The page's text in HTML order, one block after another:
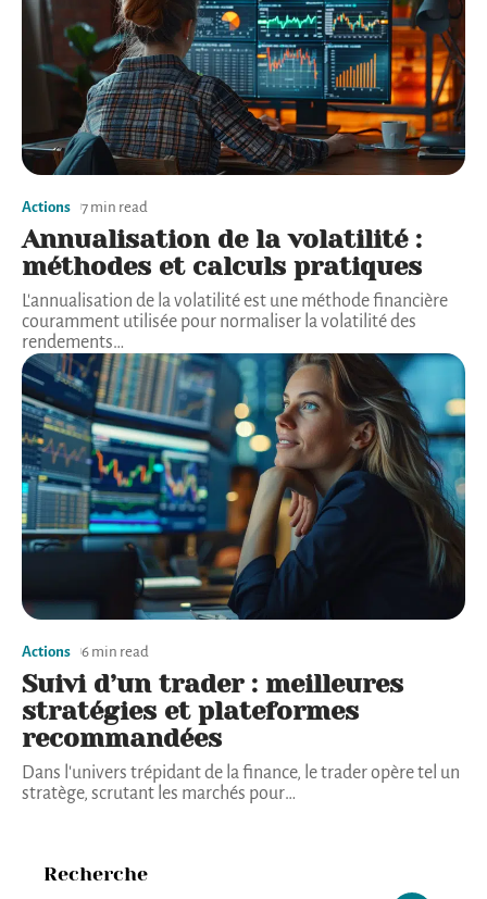
Actions 7 min read
Annualisation de la volatilité :
méthodes et calculs pratiques
L'annualisation de la volatilité est une méthode financière
couramment utilisée pour normaliser la volatilité des
rendements…
Actions 6 min read
Suivi d’un trader : meilleures
stratégies et plateformes
recommandées
Dans l'univers trépidant de la finance, le trader opère tel un
stratège, scrutant les marchés pour…
Recherche